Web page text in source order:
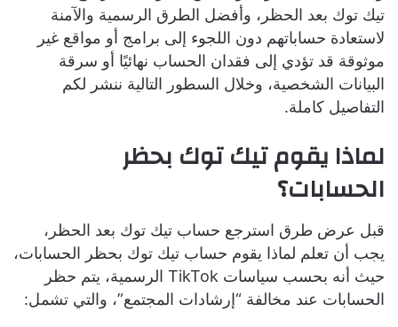
تيك توك بعد الحظر، وأفضل الطرق الرسمية والآمنة
لاستعادة حساباتهم دون اللجوء إلى برامج أو مواقع غير
موثوقة قد تؤدي إلى فقدان الحساب نهائيًا أو سرقة
البيانات الشخصية، وخلال السطور التالية ننشر لكم
التفاصيل كاملة.
لماذا يقوم تيك توك بحظر
الحسابات؟
قبل عرض طرق استرجع حساب تيك توك بعد الحظر،
يجب أن تعلم لماذا يقوم حساب تيك توك بحظر الحسابات،
حيث أنه بحسب سياسات TikTok الرسمية، يتم حظر
الحسابات عند مخالفة “إرشادات المجتمع”، والتي تشمل: